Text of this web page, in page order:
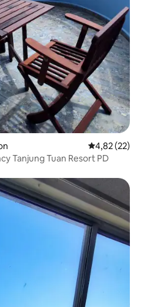
4,82 av 5 i
4,82 (22)
Tanjung Tuan Resort PD